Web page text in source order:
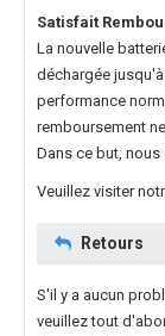
Satisfait
La nouvelle
déchargée
performance
remboursement
Dans ce but, nous
Veuillez visiter
Retours
S'il y a aucun
veuillez tout